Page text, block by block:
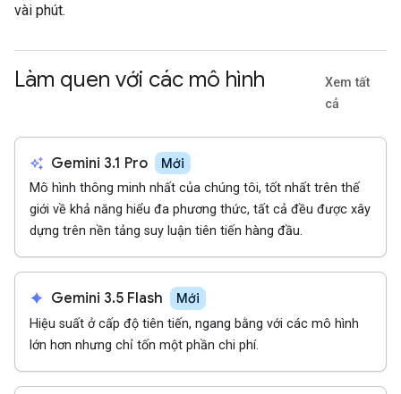
vài phút.
Làm quen với các mô hình
Xem tất
cả
auto_awesome Gemini 3.1 Pro Mới
Mô hình thông minh nhất của chúng tôi, tốt nhất trên thế
giới về khả năng hiểu đa phương thức, tất cả đều được xây
dựng trên nền tảng suy luận tiên tiến hàng đầu.
spark Gemini 3.5 Flash Mới
Hiệu suất ở cấp độ tiên tiến, ngang bằng với các mô hình
lớn hơn nhưng chỉ tốn một phần chi phí.